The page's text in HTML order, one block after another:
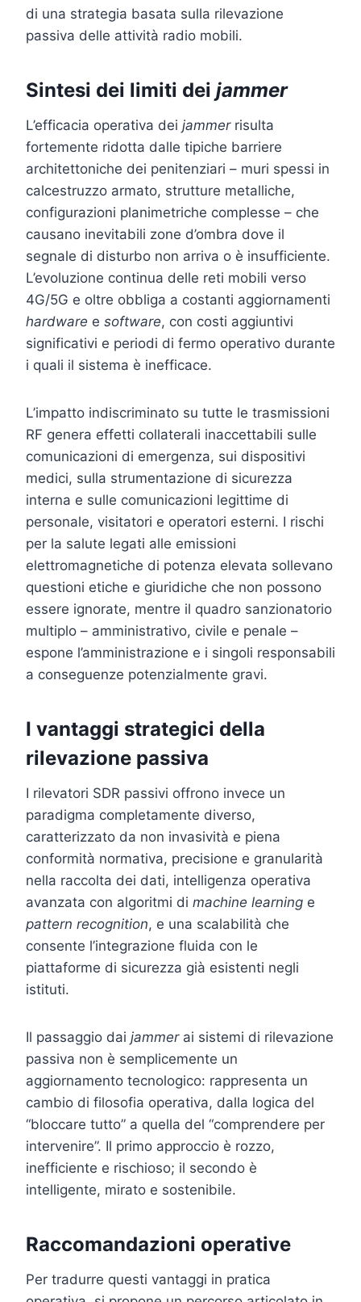
di una strategia basata sulla rilevazione
passiva delle attività radio mobili.
Sintesi dei limiti dei jammer
L’efficacia operativa dei jammerrisulta
fortemente ridotta dalle tipiche barriere
architettoniche dei penitenziari – muri spessi in
calcestruzzo armato, strutture metalliche,
configurazioni planimetriche complesse – che
causano inevitabili zone d’ombra dove il
segnale di disturbo non arriva o è insufficiente.
L’evoluzione continua delle reti mobili verso
4G/5G e oltre obbliga a costanti aggiornamenti
hardware e software, con costi aggiuntivi
significativi e periodi di fermo operativo durante
i quali il sistema è inefficace.
L’impatto indiscriminato su tutte le trasmissioni
RF genera effetti collaterali inaccettabili sulle
comunicazioni di emergenza, sui dispositivi
medici, sulla strumentazione di sicurezza
interna e sulle comunicazioni legittime di
personale, visitatori e operatori esterni. I rischi
per la salute legati alle emissioni
elettromagnetiche di potenza elevata sollevano
questioni etiche e giuridiche che non possono
essere ignorate, mentre il quadro sanzionatorio
multiplo – amministrativo, civile e penale –
espone l’amministrazione e i singoli responsabili
a conseguenze potenzialmente gravi.
I vantaggi strategici della
rilevazione passiva
I rilevatori SDR passivi offrono invece un
paradigma completamente diverso,
caratterizzato da non invasività e piena
conformità normativa, precisione e granularità
nella raccolta dei dati, intelligenza operativa
avanzata con algoritmi di machine learning e
pattern recognition, e una scalabilità che
consente l’integrazione fluida con le
piattaforme di sicurezza già esistenti negli
istituti.
Il passaggio dai jammerai sistemi di rilevazione
passiva non è semplicemente un
aggiornamento tecnologico: rappresenta un
cambio di filosofia operativa, dalla logica del
“bloccare tutto” a quella del “comprendere per
intervenire”. Il primo approccio è rozzo,
inefficiente e rischioso; il secondo è
intelligente, mirato e sostenibile.
Raccomandazioni operative
Per tradurre questi vantaggi in pratica